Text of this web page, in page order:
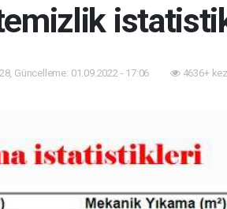
Güncelleme: 01.09.2022 - 17:06 4636+